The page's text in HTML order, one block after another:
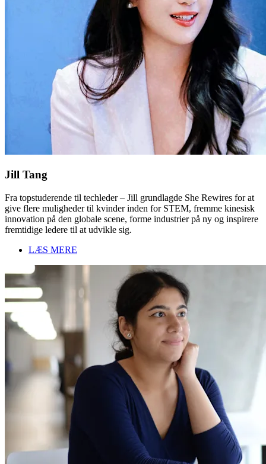
Jill Tang
Fra topstuderende til techleder – Jill grundlagde She Rewires for at
give flere muligheder til kvinder inden for STEM, fremme kinesisk
innovation på den globale scene, forme industrier på ny og inspirere
fremtidige ledere til at udvikle sig.
LÆS MERE